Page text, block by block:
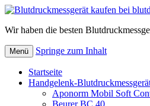
Wir haben die besten
Menü Springe zum Inhalt
Startseite
Handgelenk-
Aponorm Mobil Soft
Beurer BC 40